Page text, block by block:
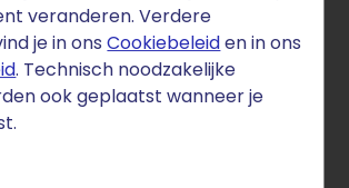
veranderen. Verdere
je in onsCookiebeleiden in ons
. Technisch noodzakelijke
ook geplaatst wanneer je